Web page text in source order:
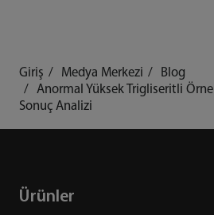
Giriş Medya Merkezi
Blog
Anormal Yüksek Trigliseritli
Sonuç Analizi
Ürünler